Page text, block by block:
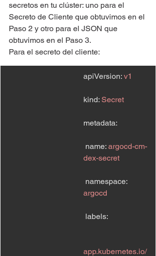
secretos en tu clúster: uno para el
Secreto de Cliente que obtuvimos en el
Paso 2 y otro para el JSON que
obtuvimos en el Paso 3.
Para el secreto del cliente:
apiVersion: v1
kind: Secret
metadata:
name: argocd-cm-
dex-secret
namespace:
argocd
labels:
app.kubernetes.io/